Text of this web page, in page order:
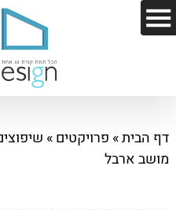
דף הבית» פרויקטים»
מושב ארבל